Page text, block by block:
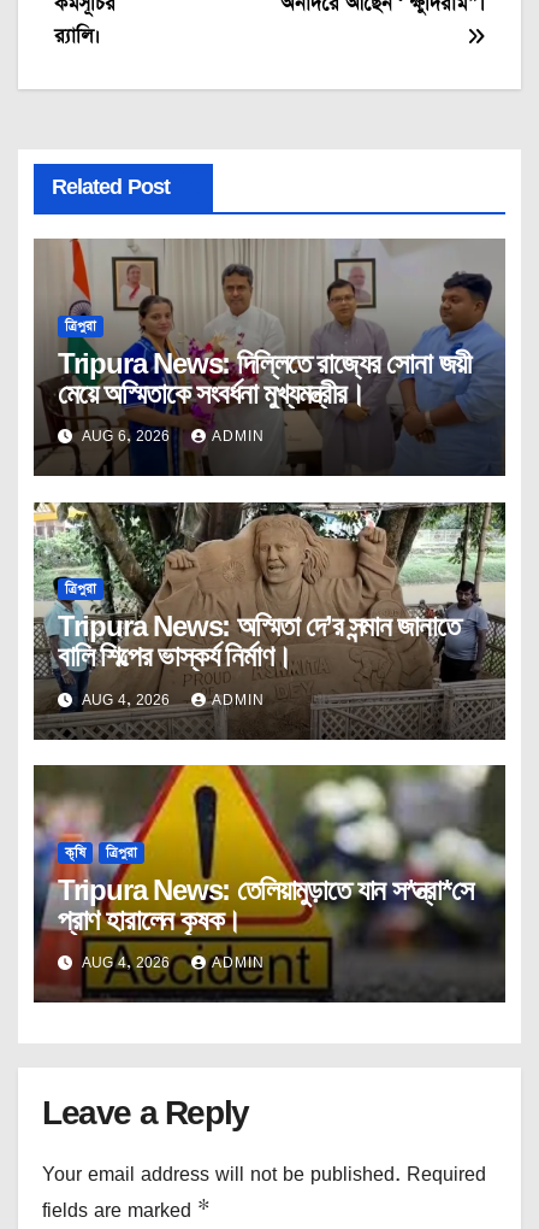
র‍্যালি।
Related Post
ত্রিপুরা
Tripura News: দিল্লিতে রাজ্যের সোনা জয়ী
মেয়ে অস্মিতাকে সংবর্ধনা মুখ্যমন্ত্রীর।
AUG 6, 2026 ADMIN
ত্রিপুরা
Tripura News: অস্মিতা দে’র সন্মান জানাতে
বালি শিল্পের ভাস্কর্য নির্মাণ।
AUG 4, 2026 ADMIN
কৃষি ত্রিপুরা
Tripura News: তেলিয়ামুড়াতে যান স*ন্ত্রা*সে
প্রাণ হারালেন কৃষক।
AUG 4, 2026 ADMIN
Leave a Reply
Your email address will not be published. Required
fields are marked *